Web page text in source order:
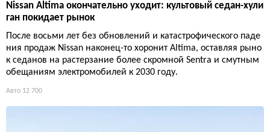
Nissan Altima окончательно уходит: культовый седан-хули
ган покидает рынок
После восьми лет без обновлений и катастрофического паде
ния продаж Nissan наконец-то хоронит Altima, оставляя рыно
к седанов на растерзание более скромной Sentra и смутным
обещаниям электромобилей к 2030 году.
Авто 12 700